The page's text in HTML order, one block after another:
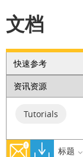
文档
快速参考
资讯资源
Tutorials
标题